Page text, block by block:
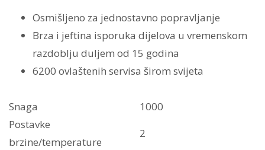
Osmišljeno za jednostavno popravljanje
Brza i jeftina isporuka dijelova u vremenskom
razdoblju duljem od 15 godina
6200 ovlaštenih servisa širom svijeta
Snaga
1000
Postavke
brzine/temperature
2